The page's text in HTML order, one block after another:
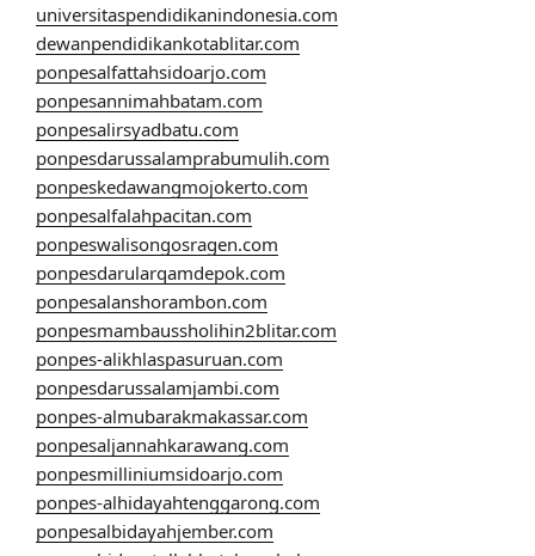
universitaspendidikanindonesia.com
dewanpendidikankotablitar.com
ponpesalfattahsidoarjo.com
ponpesannimahbatam.com
ponpesalirsyadbatu.com
ponpesdarussalamprabumulih.com
ponpeskedawangmojokerto.com
ponpesalfalahpacitan.com
ponpeswalisongosragen.com
ponpesdarularqamdepok.com
ponpesalanshorambon.com
ponpesmambaussholihin2blitar.com
ponpes-alikhlaspasuruan.com
ponpesdarussalamjambi.com
ponpes-almubarakmakassar.com
ponpesaljannahkarawang.com
ponpesmilliniumsidoarjo.com
ponpes-alhidayahtenggarong.com
ponpesalbidayahjember.com